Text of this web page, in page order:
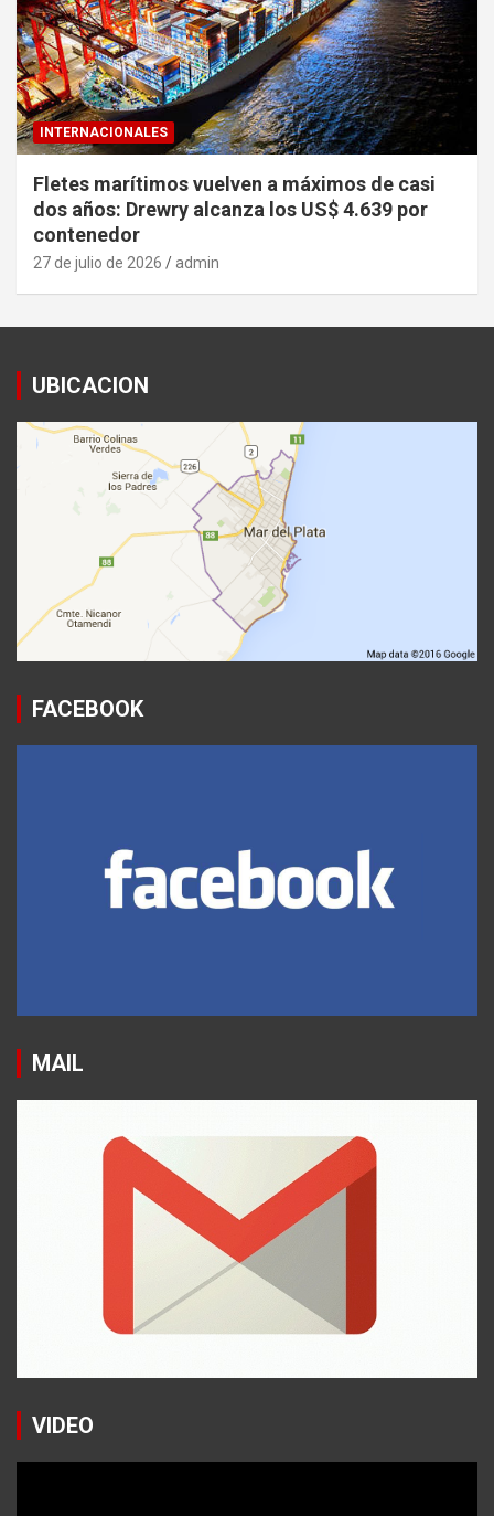
INTERNACIONALES
Fletes marítimos vuelven a máximos de casi
dos años: Drewry alcanza los US$ 4.639 por
contenedor
27 de julio de 2026 admin
UBICACION
FACEBOOK
MAIL
VIDEO